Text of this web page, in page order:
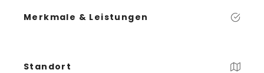
Merkmale & Leistungen
Standort